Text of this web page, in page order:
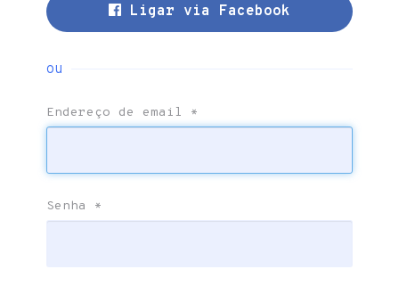
Ligar via Facebook
ou
Endereço de email *
Senha *